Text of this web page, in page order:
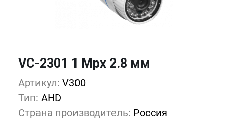
VC-2301 1 Mpx 2.8 мм
Артикул: V300
Тип: AHD
Страна производитель: Россия
Кол-во Выгода
1+ 0%
10+
30+ -14%